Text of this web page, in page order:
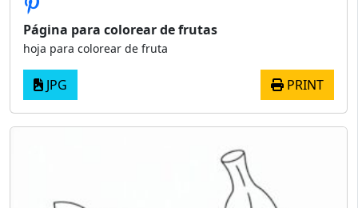
Página para colorear de frutas
hoja para colorear de fruta
JPG PRINT